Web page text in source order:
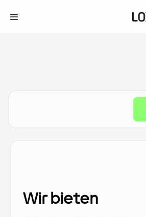
Wir bieten